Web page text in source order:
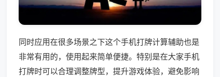
同时应用在很多场景之下这个手机打牌计算辅助也是
非常有用的，使用起来简单便捷。特别是在大家手机
打牌时可以合理调整牌型，提升游戏体验，避免影响